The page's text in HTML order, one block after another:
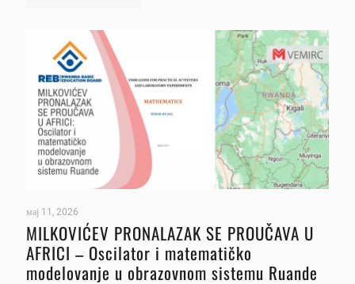
мај 11, 2026
MILKOVIĆEV PRONALAZAK SE PROUČAVA U
AFRICI – Oscilator i matematičko
modelovanje u obrazovnom sistemu Ruande